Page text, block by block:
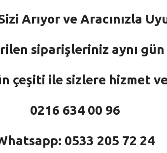
Arıyor ve Aracınızla
siparişleriniz aynı
çeşiti ile sizlere hizmet
0216 634 00 96
0533 205 72 24